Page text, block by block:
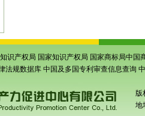
识产权局 国家知识产权局 国家商标局中国
法规数据库 中国及多国专利审查信息查询
版
地